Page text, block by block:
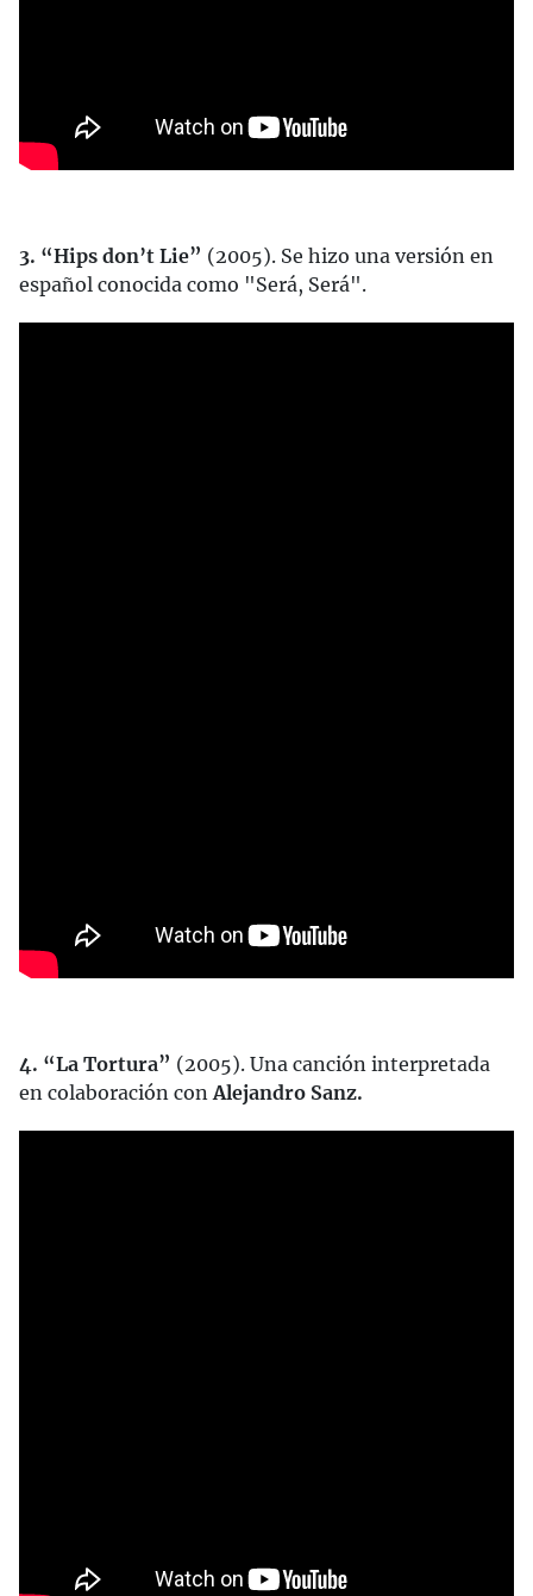
3. “Hips don’t Lie” (2005). Se hizo una versión en
español conocida como "Será, Será".
4. “La Tortura” (2005). Una canción interpretada
en colaboración conAlejandro Sanz.